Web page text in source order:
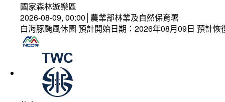
國家森林遊樂區
2026-08-09, 00:00│農業部林業及自然保育署
白海豚颱風休園 預計開始日期：2026年08月09日 預計